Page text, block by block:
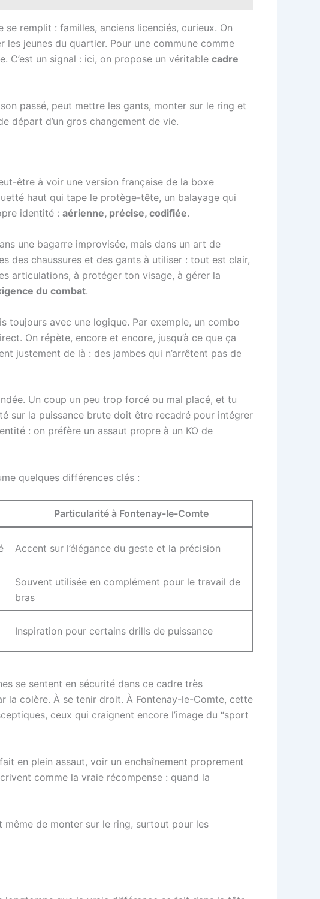
remplit : familles, anciens licenciés, curieux. On
jeunes du quartier. Pour une commune comme
C’est un signal : ici, on propose un véritable cadre
passé, peut mettre les gants, monter sur le ring et
départ d’un gros changement de vie.
être à voir une version française de la boxe
haut qui tape le protège-tête, un balayage qui
identité : aérienne, précise, codifiée.
une bagarre improvisée, mais dans un art de
des chaussures et des gants à utiliser : tout est clair,
articulations, à protéger ton visage, à gérer la
du combat.
toujours avec une logique. Par exemple, un combo
On répète, encore et encore, jusqu’à ce que ça
justement de là : des jambes qui n’arrêtent pas de
Un coup un peu trop forcé ou mal placé, et tu
sur la puissance brute doit être recadré pour intégrer
: on préfère un assaut propre à un KO de
quelques différences clés :
Particularité à Fontenay-le-Comte
Accent sur l’élégance du geste et la précision
Souvent utilisée en complément pour le travail de
bras
Inspiration pour certains drills de puissance
se sentent en sécurité dans ce cadre très
la colère. À se tenir droit. À Fontenay-le-Comte, cette
ceux qui craignent encore l’image du “sport
en plein assaut, voir un enchaînement proprement
comme la vraie récompense : quand la
même de monter sur le ring, surtout pour les